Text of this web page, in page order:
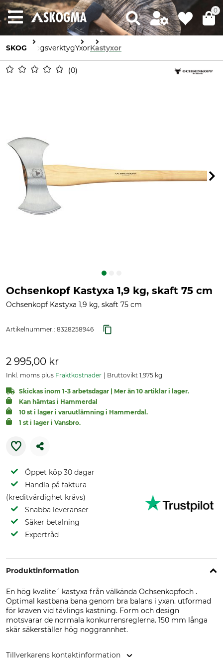
0
SKOG SkogsverktygYxorKastyxor
0
Ochsenkopf Kastyxa 1,9 kg, skaft 75 cm
Ochsenkopf Kastyxa 1,9 kg, skaft 75 cm
Artikelnummer.: 8328258946
2 995,00 kr
Inkl. moms plus Fraktkostnader Bruttovikt 1,975 kg
Skickas inom 1-3 arbetsdagar | Mer än 10 artiklar i lager.
Kan hämtas i Hammerdal
10 st i lager i varuutlämning i Hammerdal.
1 st i lager i Vansbro.
Öppet köp 30 dagar
Handla på faktura
(kreditvärdighet krävs)
Snabba leveranser
Säker betalning
Expertråd
Produktinformation
En hög kvalite´ kastyxa från välkända Ochsenkopfoch .
Optimal kastbana bana genom bra balans i yxan. utformad
för kraven vid tävlings kastning. Form och design
motsvarar de normala konkurrensreglerna. 150 mm långa
skär säkerställer hög noggrannhet.
Tillverkarens kontaktinformation